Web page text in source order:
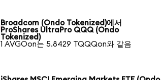
Broadcom (Ondo Tokenized)에서
ProShares UltraPro QQQ (Ondo
Tokenized)
1 AVGOon는 5.8429 TQQQon와 같음